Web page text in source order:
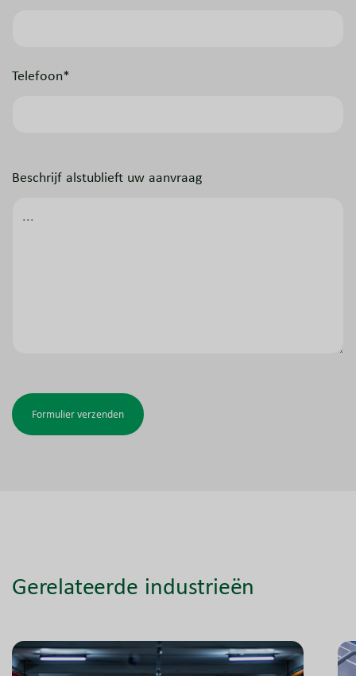
Telefoon*
Beschrijf alstublieft uw aanvraag
Formulier verzenden
Gerelateerde industrieën